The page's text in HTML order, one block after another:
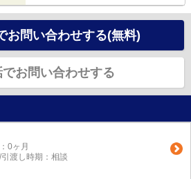
お問い合わせする(無料)
でお問い合わせする
0ヶ月
渡し時期：相談